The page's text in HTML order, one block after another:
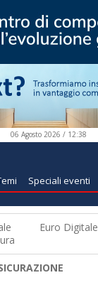
06 Agosto 2026 / 12:38
Speciali eventi
Euro Digitale